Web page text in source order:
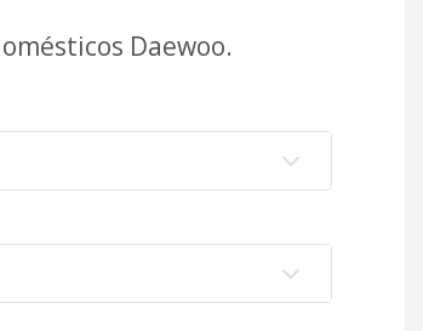
Daewoo.